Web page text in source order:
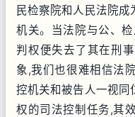
民检察院和人民法院
机关。当法院与公、
判权便失去了其在刑
象,我们也很难相信法
控机关和被告人一视同
权的司法控制任务,其